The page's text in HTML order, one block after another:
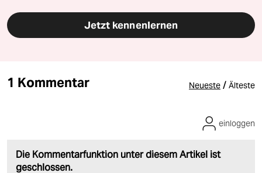
Jetzt kennenlernen
1 Kommentar Neueste / Älteste
Die Kommentarfunktion unter diesem Artikel ist
geschlossen.
einloggen